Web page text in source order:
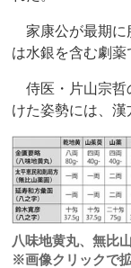
家康公が最期に
は水銀を含む劇薬
侍医・片山宗哲
けた姿勢には、漢
八味地黄丸、無比
※画像クリックで